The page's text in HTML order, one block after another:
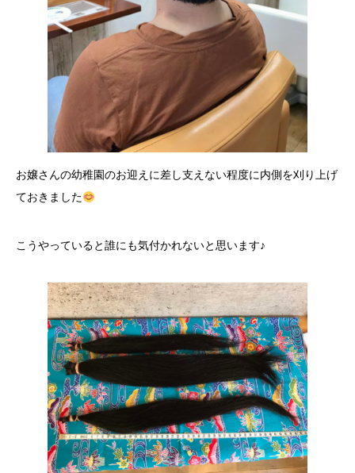
お嬢さんの幼稚園のお迎えに差し支えない程度に内側を刈り上げ
ておきました
こうやっていると誰にも気付かれないと思います♪